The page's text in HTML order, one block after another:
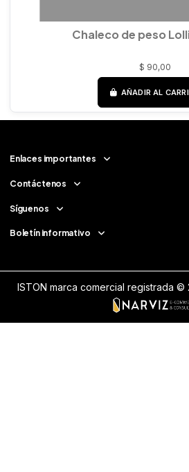
Chaleco de peso
$ 90,00
AÑADIR AL
Enlaces importantes
Contáctenos
Síguenos
Boletín informativo
ISTON marca comercial registrada ©